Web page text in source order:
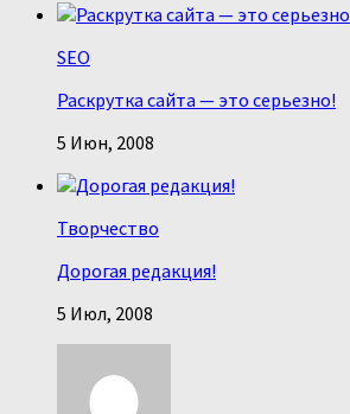
SEO
Раскрутка сайта — это серьезно!
5 Июн, 2008
Творчество
Дорогая редакция!
5 Июл, 2008